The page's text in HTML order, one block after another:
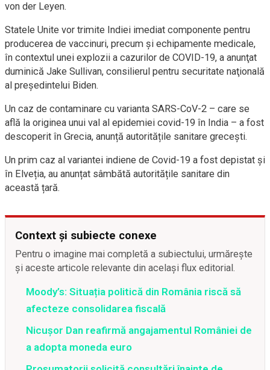
von der Leyen.
Statele Unite vor trimite Indiei imediat componente pentru
producerea de vaccinuri, precum şi echipamente medicale,
în contextul unei explozii a cazurilor de COVID-19, a anunţat
duminică Jake Sullivan, consilierul pentru securitate naţională
al preşedintelui Biden.
Un caz de contaminare cu varianta SARS-CoV-2 – care se
află la originea unui val al epidemiei covid-19 în India – a fost
descoperit în Grecia, anunță autoritățile sanitare grecești.
Un prim caz al variantei indiene de Covid-19 a fost depistat și
în Elveția, au anunțat sâmbătă autoritățile sanitare din
această țară.
Context și subiecte conexe
Pentru o imagine mai completă a subiectului, urmărește
și aceste articole relevante din același flux editorial.
Moody’s: Situația politică din România riscă să
afecteze consolidarea fiscală
Nicușor Dan reafirmă angajamentul României de
a adopta moneda euro